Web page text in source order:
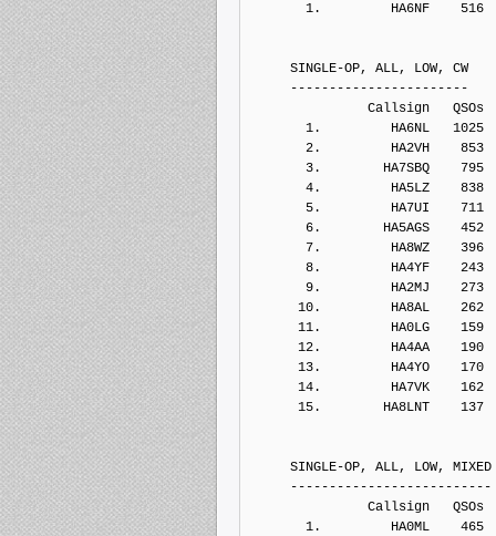
1.         HA6NF    516
SINGLE-OP, ALL, LOW, CW
-----------------------
Callsign   QSOs  Points
1.         HA6NL   1025
2.         HA2VH    853
3.        HA7SBQ    795
4.         HA5LZ    838
5.         HA7UI    711
6.        HA5AGS    452
7.         HA8WZ    396
8.         HA4YF    243
9.         HA2MJ    273
10.         HA8AL    262
11.         HA0LG    159
12.         HA4AA    190
13.         HA4YO    170
14.         HA7VK    162
15.        HA8LNT    137
SINGLE-OP, ALL, LOW, MIXED
--------------------------
Callsign   QSOs  Points
1.         HA0ML    465